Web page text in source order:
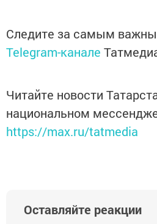
Следите за самым
Telegram-канале
Читайте новости
национальном
https://max.ru/tatmedia
Оставляйте реакции